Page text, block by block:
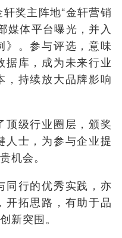
奖主阵地“金轩营销
媒体平台曝光，并入
》。参与评选，意味
据库，成为未来行业
，持续放大品牌影响
顶级行业圈层，颁奖
人士，为参与企业提
机会。
同行的优秀实践，亦
开拓思路，有助于品
新突围。